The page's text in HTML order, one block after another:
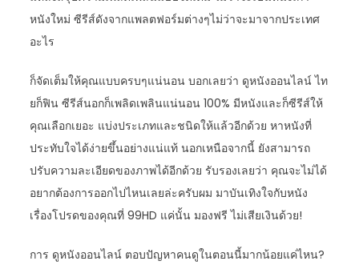
หนังใหม่ ซีรีส์ดังจากแพลตฟอร์มต่างๆไม่ว่าจะมาจากประเทศ
อะไร
ก็จัดเต็มให้คุณแบบครบๆแน่นอน บอกเลยว่า ดูหนังออนไลน์ ไท
ยก็ฟิน ซีรีส์นอกก็เพลิดเพลินแน่นอน 100% มีหนังและก็ซีรีส์ให้
คุณเลือกเยอะ แบ่งประเภทและชนิดให้แล้วอีกด้วย หาหนังที่
ประทับใจได้ง่ายขึ้นอย่างแน่แท้ นอกเหนือจากนี้ ยังสามารถ
ปรับความละเอียดของภาพได้อีกด้วย รับรองเลยว่า คุณจะไม่ได้
อยากต้องการออกไปไหนเลยล่ะครับผม มาบันเทิงใจกับหนัง
เรื่องโปรดของคุณที่ 99HD แค่นั้น มองฟรี ไม่เสียเงินด้วย!
การ ดูหนังออนไลน์ ตอบปัญหาคนดูในตอนนี้มากน้อยแค่ไหน?